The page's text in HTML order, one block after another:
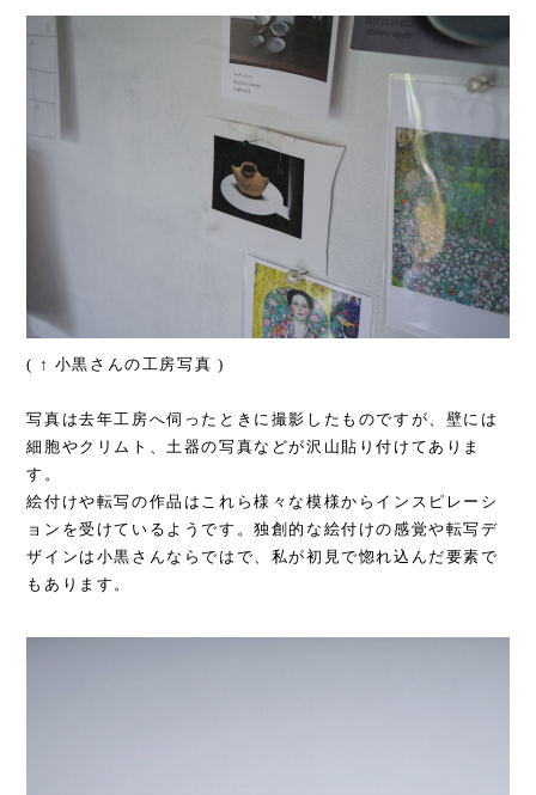
( ↑ 小黒さんの工房写真 )
写真は去年工房へ伺ったときに撮影したものですが、壁には
細胞やクリムト、土器の写真などが沢山貼り付けてありま
す。
絵付けや転写の作品はこれら様々な模様からインスピレーシ
ョンを受けているようです。独創的な絵付けの感覚や転写デ
ザインは小黒さんならではで、私が初見で惚れ込んだ要素で
もあります。